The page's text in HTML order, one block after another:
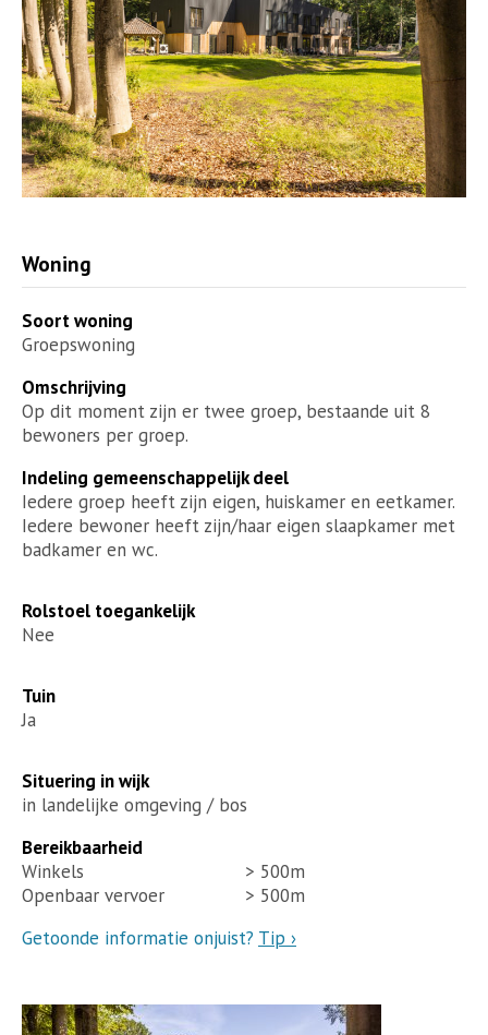
Woning
Soort woning
Groepswoning
Omschrijving
Op dit moment zijn er twee groep, bestaande uit 8
bewoners per groep.
Indeling gemeenschappelijk deel
Iedere groep heeft zijn eigen, huiskamer en eetkamer.
Iedere bewoner heeft zijn/haar eigen slaapkamer met
badkamer en wc.
Rolstoel toegankelijk
Nee
Tuin
Ja
Situering in wijk
in landelijke omgeving / bos
Bereikbaarheid
Winkels
> 500m
Openbaar vervoer
> 500m
Getoonde informatie onjuist? Tip ›